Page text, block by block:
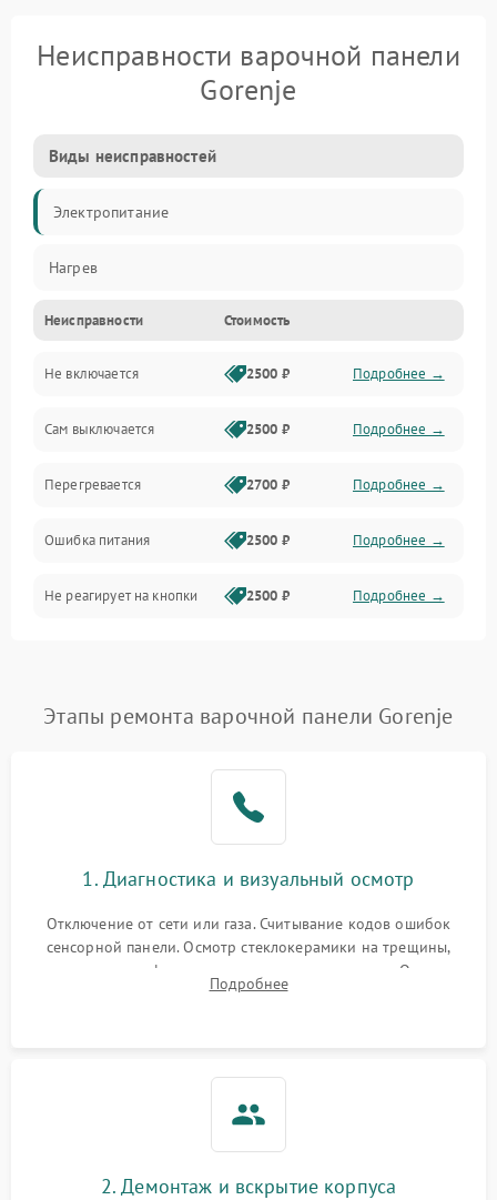
Неисправности варочной панели
Gorenje
Виды неисправностей
Электропитание
Нагрев
Неисправности Стоимость
Не включается 2500 ₽ Подробнее →
Сам выключается 2500 ₽ Подробнее →
Перегревается 2700 ₽ Подробнее →
Ошибка питания 2500 ₽ Подробнее →
Не реагирует на кнопки 2500 ₽ Подробнее →
Этапы ремонта варочной панели Gorenje
1. Диагностика и визуальный осмотр
Отключение от сети или газа. Считывание кодов ошибок
сенсорной панели. Осмотр стеклокерамики на трещины,
проверка конфорок на равномерность нагрева. Опрос
клиента о симптомах (не включается, не видит посуду,
Подробнее
2. Демонтаж и вскрытие корпуса